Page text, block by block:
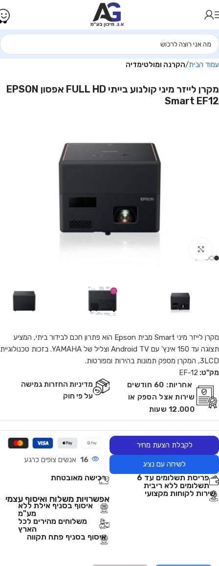
עמוד הבית הקרנה ומולטימדיה
מקרן לייזר מיני קולנוע בייתי FULL HD אפסון EPSON
Smart EF12
מקרן לייזר מיני Smart מבית Epson הוא פתרון חכם לבידור ביתי, המציע
תצוגה עד 150 אינץ' עם Android TV וצליל של YAMAHA. בזכות טכנולוגיית
3LCD, המקרן מספק תמונות בהירות ומפורטות.
מק"ט: EF-12
אחריות:
60 חודשים
שירות אצל הספק או
12.000 שעות
מדיניות החזרות גמישה
על פי חוק
לקבלת הצעת מחיר
לשיחה עם נציג 16 אנשים צופים כרגע
פריסת תשלומים עד 6
תשלומים ללא ריבית
רכישה מאובטחת
שירות לקוחות מקצועי
אפשרויות משלוח ואיסוף עצמי
איסוף בסניף אילת ללא
מע"מ
משלוחים מהירים לכל
הארץ
איסוף בסניף פתח תקווה